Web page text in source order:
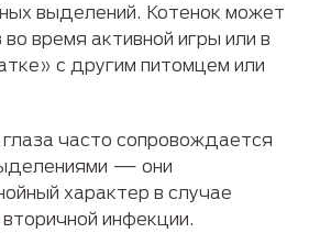
выделений. Котенок может
время активной игры или в
с другим питомцем или
часто сопровождается
— они
характер в случае
инфекции.